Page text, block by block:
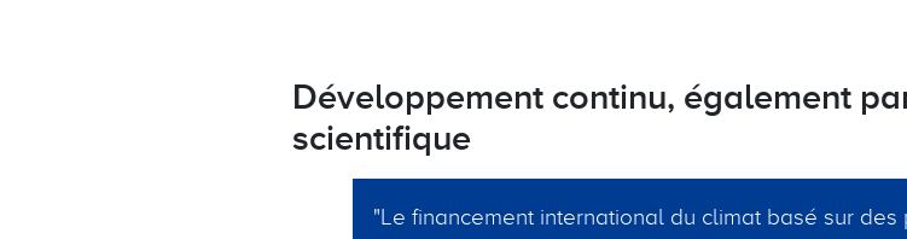
Développement continu, également
scientifique
"Le financement international du climat basé sur